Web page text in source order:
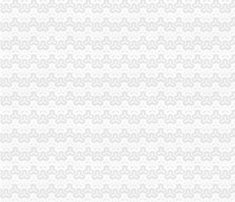
市局局长、组书记王元楷对“守合同重信用
九龙坡中梁山所抓住五个环节开展种子留
工商动态
全市代理注销分公司区县局信用信息化岗
高新区局围绕“三项重点工作、两项突破工
国家工商总局市重庆注销税务场司领导到
万州局重庆分公司注销全力服务地方经济
郭翔副局长、重庆分公司注销高印平副巡
北碚局代理注销分公司缙云工商所五项措
永川局重庆分公司注销扎实开展2007红盾护